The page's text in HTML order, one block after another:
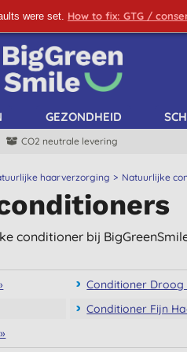
were set. How to fix: GTG /
IN!
GEZONDHEID
CO2 neutrale levering
haarverzorging Natuurlijke
conditioner bij
Conditioner Droog
Conditioner Fijn